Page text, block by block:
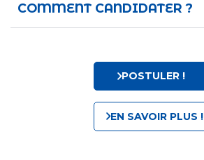
COMMENT CANDIDATER ?
POSTULER !
EN SAVOIR PLUS !